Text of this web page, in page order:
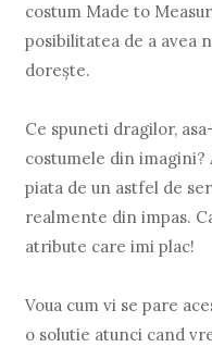
costum Made to
posibilitatea de a avea
doreşte.
Ce spuneti dragilor,
costumele din imagini?
piata de un astfel de
realmente din impas.
atribute care imi plac!
Voua cum vi se pare
o solutie atunci cand